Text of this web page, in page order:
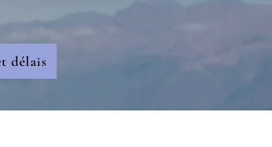
délais